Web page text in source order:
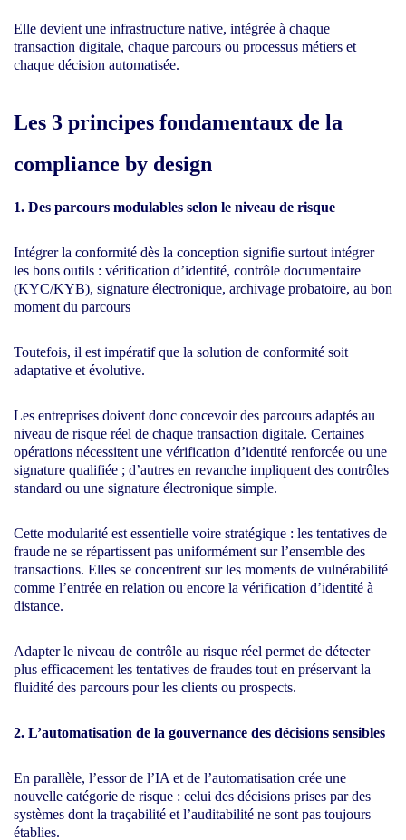
Elle devient une infrastructure native, intégrée à chaque
transaction digitale, chaque parcours ou processus métiers et
chaque décision automatisée.
Les 3 principes fondamentaux de la
compliance by design
1. Des parcours modulables selon le niveau de risque
Intégrer la conformité dès la conception signifie surtout intégrer
les bons outils : vérification d’identité, contrôle documentaire
(KYC/KYB), signature électronique, archivage probatoire, au bon
moment du parcours
Toutefois, il est impératif que la solution de conformité soit
adaptative et évolutive.
Les entreprises doivent donc concevoir des parcours adaptés au
niveau de risque réel de chaque transaction digitale. Certaines
opérations nécessitent une vérification d’identité renforcée ou une
signature qualifiée ; d’autres en revanche impliquent des contrôles
standard ou une signature électronique simple.
Cette modularité est essentielle voire stratégique : les tentatives de
fraude ne se répartissent pas uniformément sur l’ensemble des
transactions. Elles se concentrent sur les moments de vulnérabilité
comme l’entrée en relation ou encore la vérification d’identité à
distance.
Adapter le niveau de contrôle au risque réel permet de détecter
plus efficacement les tentatives de fraudes tout en préservant la
fluidité des parcours pour les clients ou prospects.
2. L’automatisation de la gouvernance des décisions sensibles
En parallèle, l’essor de l’IA et de l’automatisation crée une
nouvelle catégorie de risque : celui des décisions prises par des
systèmes dont la traçabilité et l’auditabilité ne sont pas toujours
établies.